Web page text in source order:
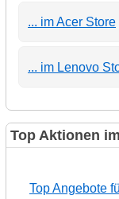
... im Acer Store
... im Lenovo
Top Aktionen
Top Angebote